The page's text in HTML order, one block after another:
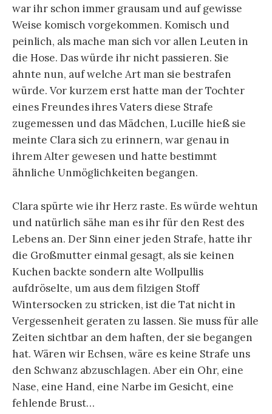
war ihr schon immer grausam und auf gewisse
Weise komisch vorgekommen. Komisch und
peinlich, als mache man sich vor allen Leuten in
die Hose. Das würde ihr nicht passieren. Sie
ahnte nun, auf welche Art man sie bestrafen
würde. Vor kurzem erst hatte man der Tochter
eines Freundes ihres Vaters diese Strafe
zugemessen und das Mädchen, Lucille hieß sie
meinte Clara sich zu erinnern, war genau in
ihrem Alter gewesen und hatte bestimmt
ähnliche Unmöglichkeiten begangen.
Clara spürte wie ihr Herz raste. Es würde wehtun
und natürlich sähe man es ihr für den Rest des
Lebens an. Der Sinn einer jeden Strafe, hatte ihr
die Großmutter einmal gesagt, als sie keinen
Kuchen backte sondern alte Wollpullis
aufdröselte, um aus dem filzigen Stoff
Wintersocken zu stricken, ist die Tat nicht in
Vergessenheit geraten zu lassen. Sie muss für alle
Zeiten sichtbar an dem haften, der sie begangen
hat. Wären wir Echsen, wäre es keine Strafe uns
den Schwanz abzuschlagen. Aber ein Ohr, eine
Nase, eine Hand, eine Narbe im Gesicht, eine
fehlende Brust…